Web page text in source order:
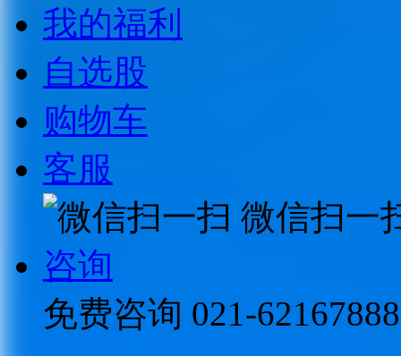
我的福利
自选股
购物车
客服
微信扫一
咨询
免费咨询 021-62167888